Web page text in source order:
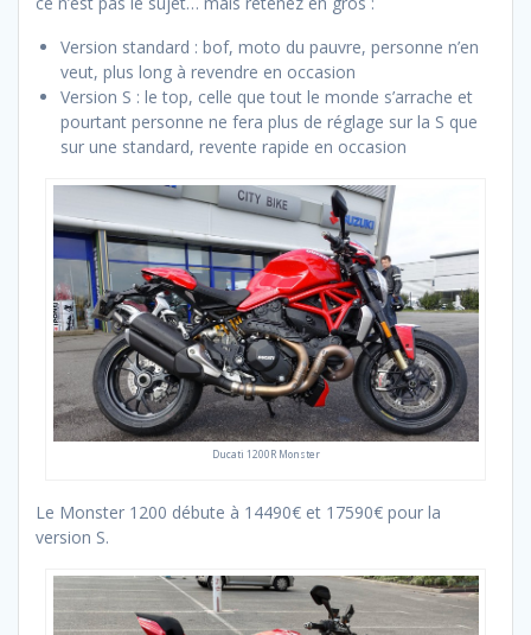
Version standard : bof, moto du pauvre, personne n’en
veut, plus long à revendre en occasion
Version S : le top, celle que tout le monde s’arrache et
pourtant personne ne fera plus de réglage sur la S que
sur une standard, revente rapide en occasion
Ducati 1200R Monster
Le Monster 1200 débute à 14490€ et 17590€ pour la
version S.